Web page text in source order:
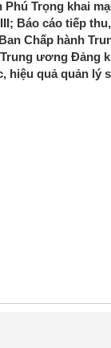
Trọng khai
Báo cáo tiếp
Chấp hành
ương Đảng
hiệu quả quản lý